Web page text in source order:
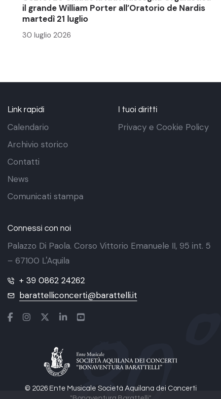
il grande William Porter all’Oratorio de Nardis
martedì 21 luglio
30 luglio 2026
© 2026 Ente Musicale Società Aquilana dei Concerti
Link rapidi
Calendario
Archivio storico
Contatti
News
Comunicati stampa
I tuoi diritti
Privacy e Cookie Policy
Connessi con noi
Palazzo Di Paola. Corso Vittorio Emanuele II, 95 int. 5
– 67100 L'Aquila
+ 39 0862 24262
barattelliconcerti@barattelli.it